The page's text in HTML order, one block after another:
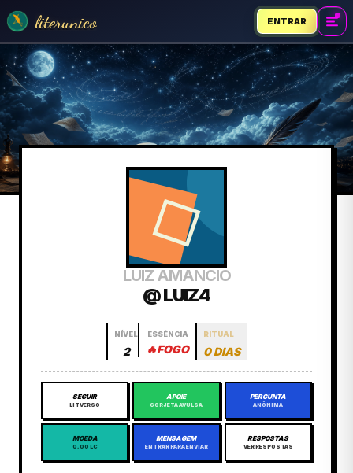
literunico ENTRAR
LUIZ AMANCIO
@ LUIZ4
NÍVEL
2
ESSÊNCIA
🔥FOGO
RITUAL
0 DIAS
SEGUIR
LITVERSO
APOIE
GORJETA AVULSA
PERGUNTA
ANÔNIMA
MOEDA
0,00 LC
MENSAGEM
ENTRAR PARA ENVIAR
RESPOSTAS
VER RESPOSTAS